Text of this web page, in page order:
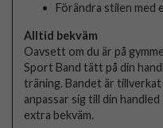
Förändra stilen med
Alltid bekväm
Oavsett om du är på
Sport Band tätt på din
träning. Bandet är
anpassar sig till din
extra bekväm.